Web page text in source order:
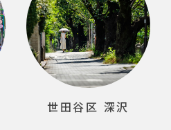
世田谷区 深沢